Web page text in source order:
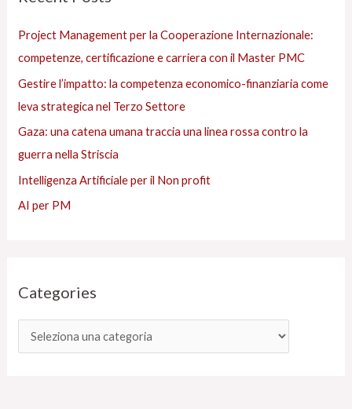
Project Management per la Cooperazione Internazionale:
competenze, certificazione e carriera con il Master PMC
Gestire l’impatto: la competenza economico-finanziaria come
leva strategica nel Terzo Settore
Gaza: una catena umana traccia una linea rossa contro la
guerra nella Striscia
Intelligenza Artificiale per il Non profit
AI per PM
Categories
s